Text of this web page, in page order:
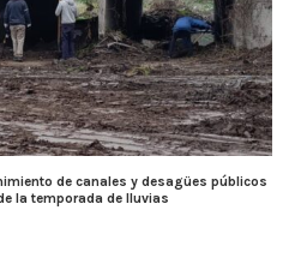
de canales y desagües públicos
la temporada de lluvias